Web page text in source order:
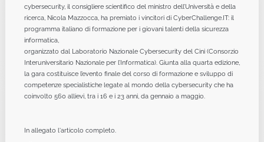
cybersecurity, il consigliere scientifico del ministro dell’Università e della
ricerca, Nicola Mazzocca, ha premiato i vincitori di CyberChallenge.IT: il
programma italiano di formazione per i giovani talenti della sicurezza
informatica,
organizzato dal Laboratorio Nazionale Cybersecurity del Cini (Consorzio
Interuniversitario Nazionale per l’Informatica). Giunta alla quarta edizione,
la gara costituisce l’evento finale del corso di formazione e sviluppo di
competenze specialistiche legate al mondo della cybersecurity che ha
coinvolto 560 allievi, tra i 16 e i 23 anni, da gennaio a maggio.
In allegato l'articolo completo.